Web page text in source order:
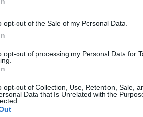
opt-out of the Sale of my Personal Data.
opt-out of processing my Personal Data for
opt-out of Collection, Use, Retention, Sale,
Data that Is Unrelated with the
modelių diegimo tęsiasi
yra susijęs su
problemas sprendžia